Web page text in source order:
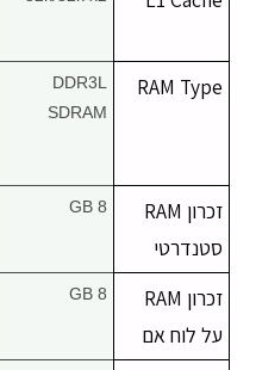
RAM Type
DDR3L
SDRAM
זכרון RAM
סטנדרטי
8 GB
זכרון RAM
על לוח אם
8 GB